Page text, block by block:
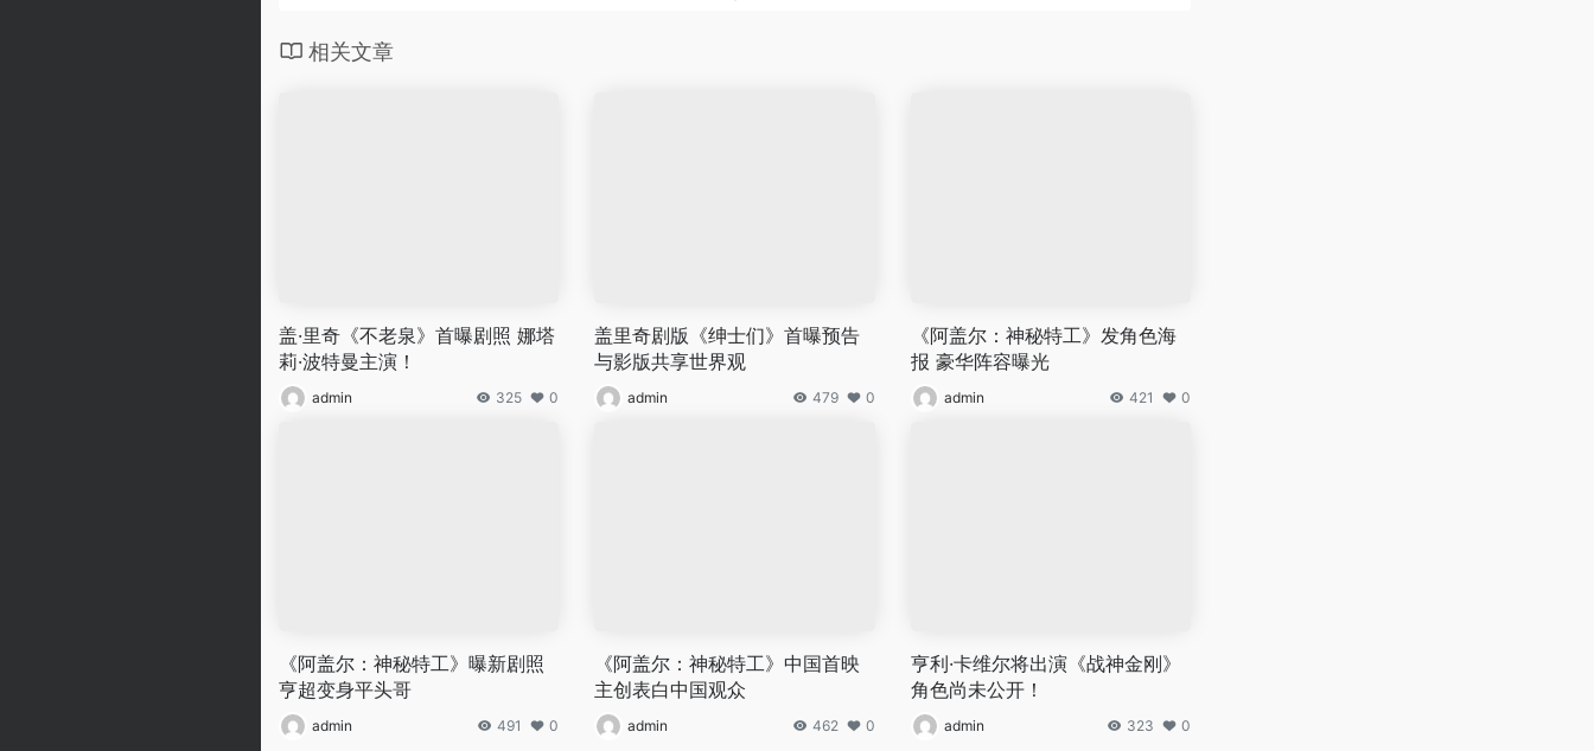
相关文章
盖·里奇《不老泉》首曝剧照 娜塔
莉·波特曼主演！
admin 325 0
盖里奇剧版《绅士们》首曝预告
与影版共享世界观
admin 479 0
《阿盖尔：神秘特工》发角色海
报 豪华阵容曝光
admin 421 0
《阿盖尔：神秘特工》曝新剧照
亨超变身平头哥
admin 491 0
《阿盖尔：神秘特工》中国首映
主创表白中国观众
admin 462 0
亨利·卡维尔将出演《战神金刚》
角色尚未公开！
admin 323 0